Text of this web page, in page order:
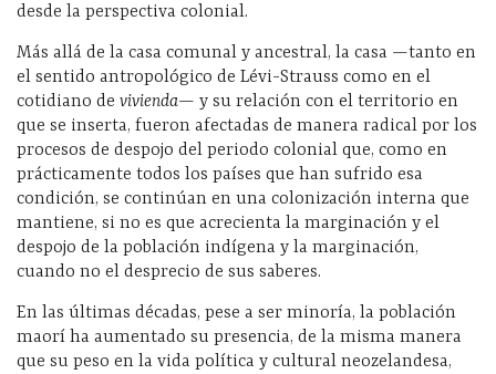
desde la perspectiva colonial.
Más allá de la casa comunal y ancestral, la casa —tanto en
el sentido antropológico de Lévi-Strauss como en el
cotidiano de vivienda— y su relación con el territorio en
que se inserta, fueron afectadas de manera radical por los
procesos de despojo del periodo colonial que, como en
prácticamente todos los países que han sufrido esa
condición, se continúan en una colonización interna que
mantiene, si no es que acrecienta la marginación y el
despojo de la población indígena y la marginación,
cuando no el desprecio de sus saberes.
En las últimas décadas, pese a ser minoría, la población
maorí ha aumentado su presencia, de la misma manera
que su peso en la vida política y cultural neozelandesa,